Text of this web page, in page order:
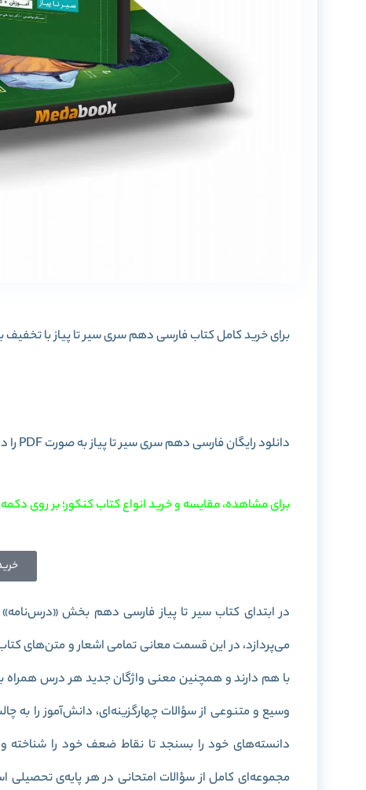
برای خرید کامل کتاب فارسی دهم سری سیر تا پیاز با تخفیف
دانلود رایگان فارسی دهم سری سیر تا پیاز به صورت PDF را در این پست برای شما آماده کرده ایم. با
برای مشاهده، مقایسه و خرید انواع کتاب کنکور؛ بر روی
در ابتدای کتاب سیر تا پیاز فارسی دهم بخش
می‌پردازد، در این قسمت معانی تمامی اشعار و متن‌های
با هم دارند و همچنین معنی واژگان جدید هر درس همراه
وسیع و متنوعی از سؤالات چهارگزینه‌ای، دانش‌آموز را
دانسته‌های خود را بسنجد تا نقاط ضعف خود را شناخته
مجموعه‌ای کامل از سؤالات امتحانی در هر پایه‌ی